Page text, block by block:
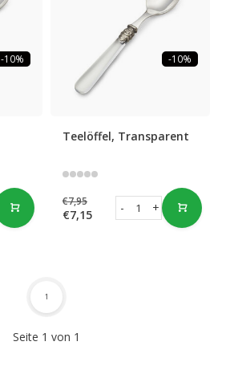
-10% -10%
Teelöffel, Transparent
€7,95
€7,15 +
-
Seite 1 von 1
1